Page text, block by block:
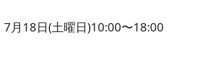
7月18日(土曜日)10:00〜18:00